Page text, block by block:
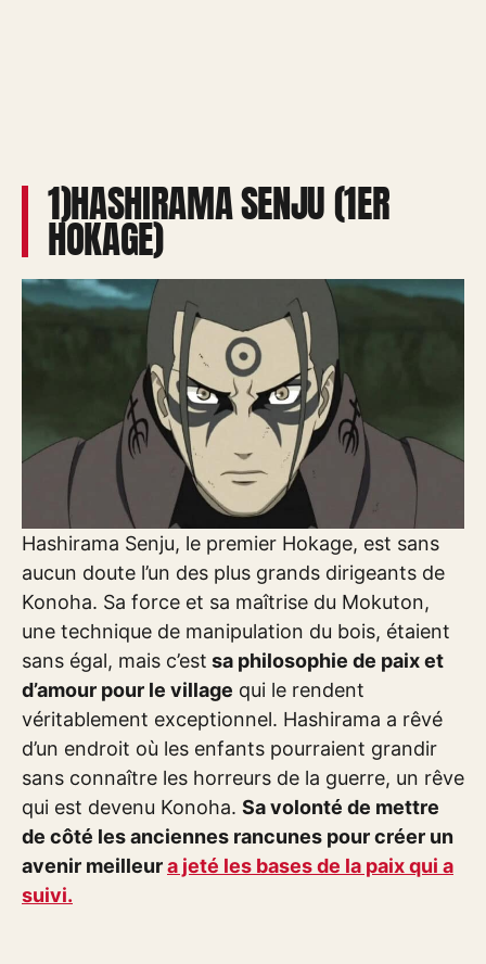
1)HASHIRAMA SENJU (1ER
HOKAGE)
Hashirama Senju, le premier Hokage, est sans
aucun doute l’un des plus grands dirigeants de
Konoha. Sa force et sa maîtrise du Mokuton,
une technique de manipulation du bois, étaient
sans égal, mais c’est sa philosophie de paix et
d’amour pour le village qui le rendent
véritablement exceptionnel. Hashirama a rêvé
d’un endroit où les enfants pourraient grandir
sans connaître les horreurs de la guerre, un rêve
qui est devenu Konoha. Sa volonté de mettre
de côté les anciennes rancunes pour créer un
avenir meilleura jeté les bases de la paix qui a
suivi.